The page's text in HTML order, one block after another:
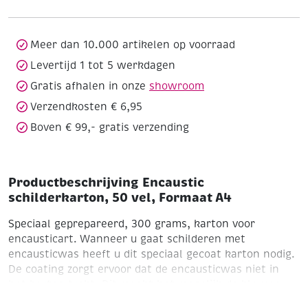
aantal
Meer dan 10.000 artikelen op voorraad
Levertijd 1 tot 5 werkdagen
Gratis afhalen in onze showroom
Verzendkosten € 6,95
Boven € 99,- gratis verzending
Productbeschrijving Encaustic
schilderkarton, 50 vel, Formaat A4
Speciaal geprepareerd, 300 grams, karton voor
encausticart. Wanneer u gaat schilderen met
encausticwas heeft u dit speciaal gecoat karton nodig.
De coating zorgt ervoor dat de encausticwas niet in